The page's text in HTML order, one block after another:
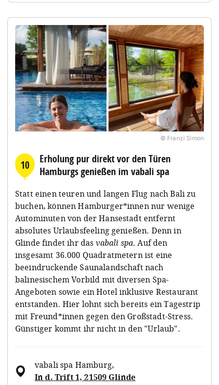
© Franzi Simon
10
Erholung pur direkt vor den Türen
Hamburgs genießen im vabali spa
Statt einen teuren und langen Flug nach Bali zu
buchen, können Hamburger*innen nur wenige
Autominuten von der Hansestadt entfernt
absolutes Urlaubsfeeling genießen. Denn in
Glinde findet ihr das vabali spa. Auf den
insgesamt 36.000 Quadratmetern ist eine
beeindruckende Saunalandschaft nach
balinesischem Vorbild mit diversen Spa-
Angeboten sowie ein Hotel inklusive Restaurant
entstanden. Hier lohnt sich bereits ein Tagestrip
mit Freund*innen gegen den Großstadt-Stress.
Günstiger kommt ihr nicht in den "Urlaub".
vabali spa Hamburg,
In d. Trift 1, 21509 Glinde